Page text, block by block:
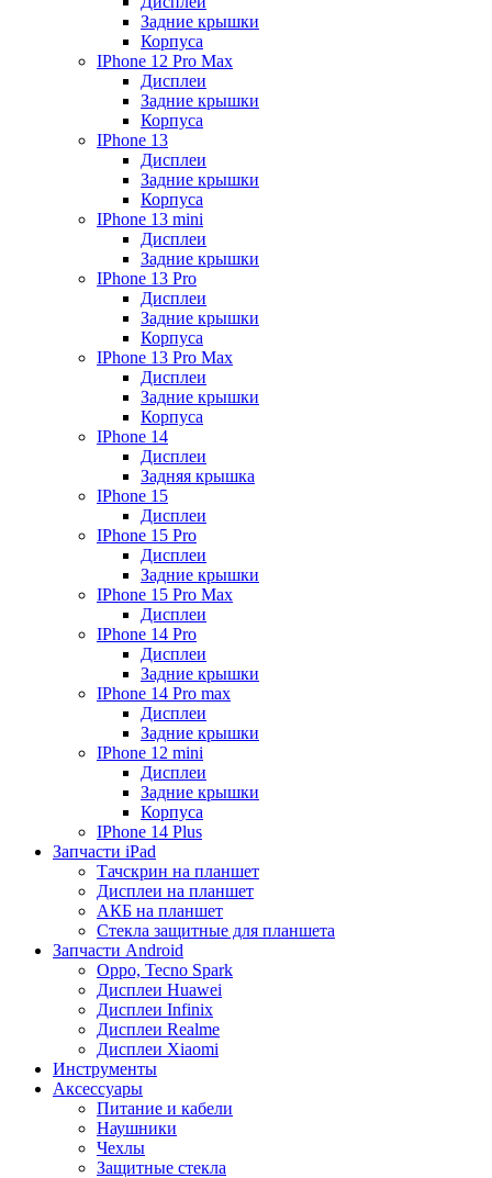
Задние крышки
Корпуса
IPhone 12 Pro Max
Дисплеи
Задние крышки
Корпуса
IPhone 13
Дисплеи
Задние крышки
Корпуса
IPhone 13 mini
Дисплеи
Задние крышки
IPhone 13 Pro
Дисплеи
Задние крышки
Корпуса
IPhone 13 Pro Max
Дисплеи
Задние крышки
Корпуса
IPhone 14
Дисплеи
Задняя крышка
IPhone 15
Дисплеи
IPhone 15 Pro
Дисплеи
Задние крышки
IPhone 15 Pro Max
Дисплеи
IPhone 14 Pro
Дисплеи
Задние крышки
IPhone 14 Pro max
Дисплеи
Задние крышки
IPhone 12 mini
Дисплеи
Задние крышки
Корпуса
IPhone 14 Plus
Запчасти iPad
Тачскрин на планшет
Дисплеи на планшет
АКБ на планшет
Стекла защитные для планшета
Запчасти Android
Oppo, Tecno Spark
Дисплеи Huawei
Дисплеи Infinix
Дисплеи Realme
Дисплеи Xiaomi
Инструменты
Аксессуары
Питание и кабели
Наушники
Чехлы
Защитные стекла